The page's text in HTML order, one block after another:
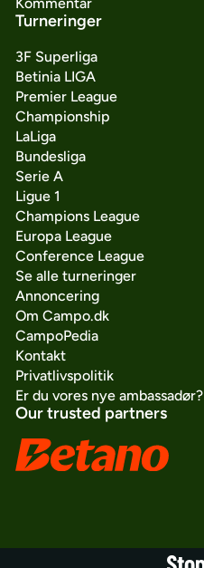
Turneringer
3F Superliga
Betinia LIGA
Premier League
Championship
LaLiga
Bundesliga
Serie A
Ligue 1
Champions League
Europa League
Conference League
Se alle turneringer
Annoncering
Om Campo.dk
CampoPedia
Kontakt
Privatlivspolitik
Er du vores nye ambassadør?
Our trusted partners